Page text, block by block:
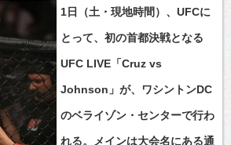
1日（土・現地時間）、UFCに
とって、初の首都決戦となる
UFC LIVE「Cruz vs
Johnson」が、ワシントンDC
のベライゾン・センターで行わ
れる。メインは大会名にある通